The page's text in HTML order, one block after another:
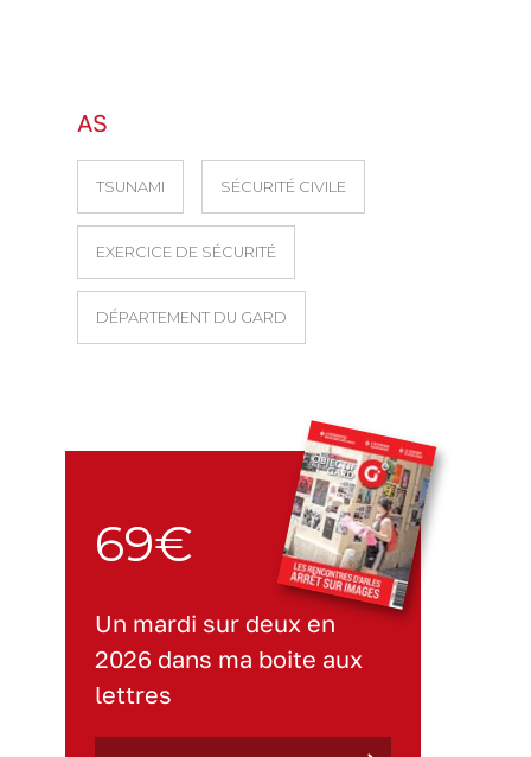
AS
TSUNAMI SÉCURITÉ CIVILE
EXERCICE DE SÉCURITÉ
DÉPARTEMENT DU GARD
69€
Un mardi sur deux en
2026 dans ma boite aux
lettres